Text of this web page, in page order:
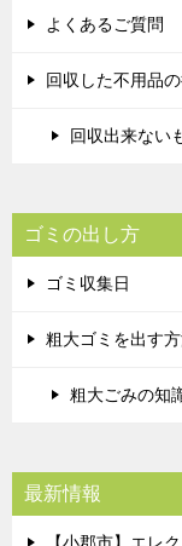
よくあるご質問
回収した不用品
回収出来ない
ゴミの出し方
ゴミ収集日
粗大ゴミを出す
粗大ごみの知
最新情報
【小郡市】エレ